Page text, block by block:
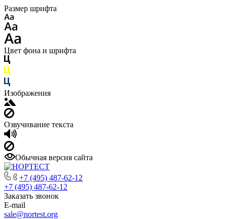
Размер шрифта
Цвет фона и шрифта
Изображения
Озвучивание текста
Обычная версия сайта
+7 (495) 487-62-12
+7 (495) 487-62-12
Заказать звонок
E-mail
sale@nortest.org